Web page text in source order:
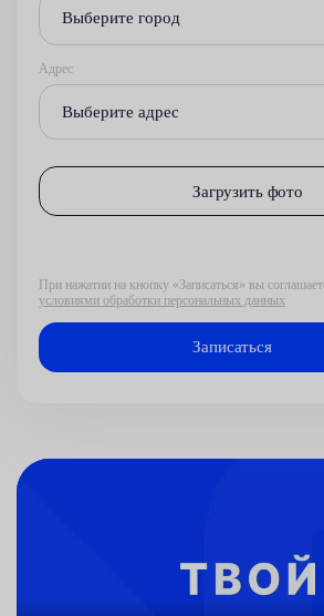
Выберите город
Адрес
Выберите адрес
Загрузить фото
При нажатии на кнопку «Записаться» вы
условиями обработки персональных данных